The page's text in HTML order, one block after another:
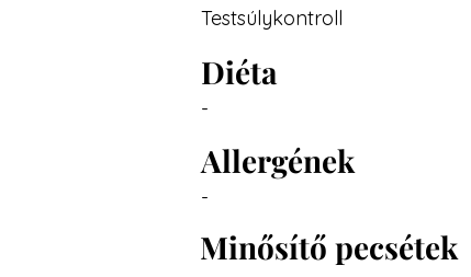
Testsúlykontroll
Diéta
-
Allergének
-
Minősítő pecsétek